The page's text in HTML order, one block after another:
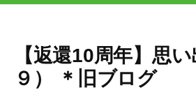
【返還10周年】思
９） ＊旧ブログ